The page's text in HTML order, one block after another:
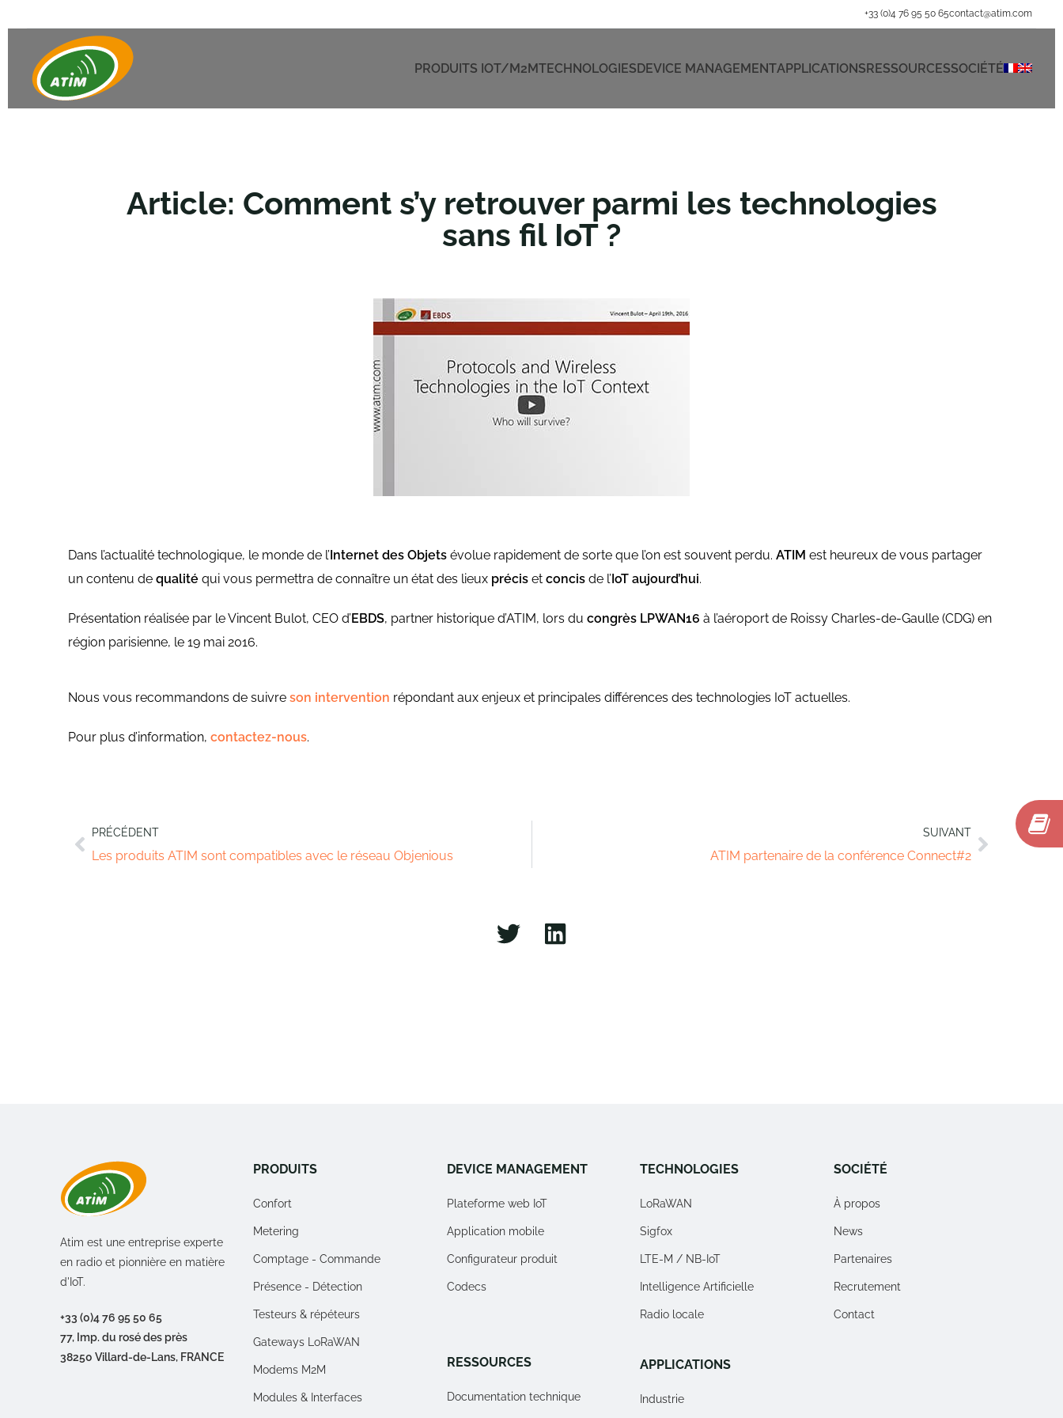
+33 (0)4 76 95 50 65contact@atim.com
PRODUITS IOT/M2MTECHNOLOGIESDEVICE MANAGEMENTAPPLICATIONSRESSOURCESSOCIÉTÉ
Article: Comment s’y retrouver parmi les technologies
sans fil IoT ?
Dans l’actualité technologique, le monde de l’ Internet des Objets évolue rapidement de sorte que l’on est souvent perdu. ATIM est heureux de vous partager
un contenu de qualité qui vous permettra de connaître un état des lieux précis et concis de l’ IoT aujourd’hui.
Présentation réalisée par le Vincent Bulot, CEO d’EBDS, partner historique d’ATIM, lors du congrès LPWAN16 à l’aéroport de Roissy Charles-de-Gaulle (CDG) en
région parisienne, le 19 mai 2016.
Nous vous recommandons de suivre son intervention répondant aux enjeux et principales différences des technologies IoT actuelles.
Pour plus d’information, contactez-nous.
PRÉCÉDENT
Les produits ATIM sont compatibles avec le réseau Objenious
SUIVANT
ATIM partenaire de la conférence Connect#2
Atim est une entreprise experte
en radio et pionnière en matière
d'IoT.
+33 (0)4 76 95 50 65
77, Imp. du rosé des près
38250 Villard-de-Lans, FRANCE
PRODUITS
Confort
Metering
Comptage - Commande
Présence - Détection
Testeurs & répéteurs
Gateways LoRaWAN
Modems M2M
Modules & Interfaces
DEVICE MANAGEMENT
Plateforme web IoT
Application mobile
Configurateur produit
Codecs
RESSOURCES
Documentation technique
TECHNOLOGIES
LoRaWAN
Sigfox
LTE-M / NB-IoT
Intelligence Artificielle
Radio locale
APPLICATIONS
Industrie
SOCIÉTÉ
À propos
News
Partenaires
Recrutement
Contact